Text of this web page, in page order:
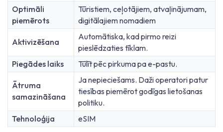
Optimāli
piemērots
Tūristiem, ceļotājiem, atvaļinājumam,
digitālajiem nomadiem
Aktivizēšana
Automātiska, kad pirmo reizi
pieslēdzaties tīklam.
Piegādes laiks
Tūlīt pēc pirkuma pa e-pastu.
Ātruma
samazināšana
Ja nepieciešams. Daži operatori patur
tiesības piemērot godīgas lietošanas
politiku.
Tehnoloģija
eSIM